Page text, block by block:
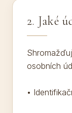
2. Jaké
osobních
•